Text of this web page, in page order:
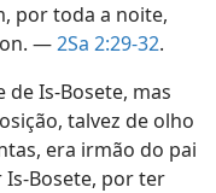
por toda a noite,
—2Sa 2:29-32.
Is-Bosete, mas
talvez de olho
era irmão do pai
Bosete, por ter